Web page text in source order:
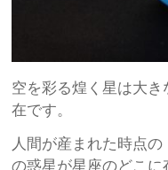
空を彩る煌く星は大
在です。
人間が産まれた時点の
の惑星が星座のどこに